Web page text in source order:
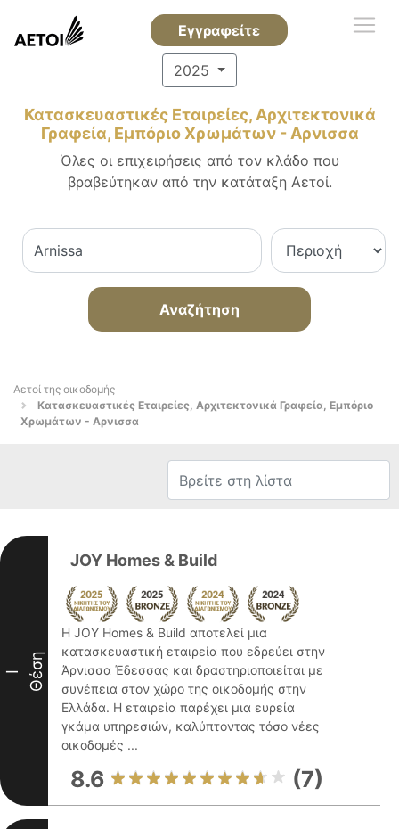
Εγγραφείτε
2025
Κατασκευαστικές Εταιρείες, Αρχιτεκτονικά
Γραφεία, Εμπόριο Χρωμάτων - Αρνισσα
Όλες οι επιχειρήσεις από τον κλάδο που
βραβεύτηκαν από την κατάταξη Αετοί.
Αναζήτηση
Αετοί της οικοδομής
Κατασκευαστικές Εταιρείες, Αρχιτεκτονικά Γραφεία, Εμπόριο
Χρωμάτων - Αρνισσα
I Θέση
JOY Homes & Build
Η JOY Homes & Build αποτελεί μια
κατασκευαστική εταιρεία που εδρεύει στην
Άρνισσα Έδεσσας και δραστηριοποιείται με
συνέπεια στον χώρο της οικοδομής στην
Ελλάδα. Η εταιρεία παρέχει μια ευρεία
γκάμα υπηρεσιών, καλύπτοντας τόσο νέες
οικοδομές ...
8.6 (7)